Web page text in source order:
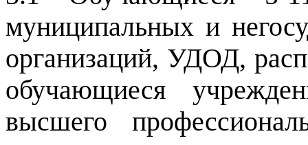
муниципальных и
организаций, УДОД,
обучающиеся
высшего